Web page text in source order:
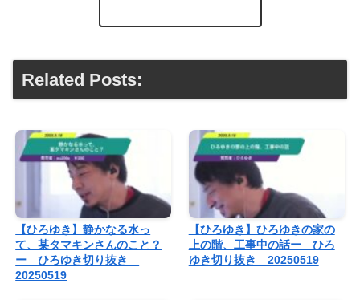
Related Posts:
【ひろゆき】静かなる水っ
て、某タマキンさんのこと？
ー ひろゆき切り抜き
20250519
【ひろゆき】ひろゆきの家の
上の階、工事中の話ー ひろ
ゆき切り抜き 20250519